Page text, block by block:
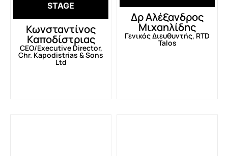
STAGE
Κωνσταντίνος
Καποδίστριας
CEO/Executive Director,
Chr. Kapodistrias & Sons
Ltd
Δρ Αλέξανδρος
Μιχαηλίδης
Γενικός Διευθυντής, RTD
Talos